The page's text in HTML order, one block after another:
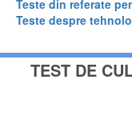
Teste din referate
Teste despre
TEST DE